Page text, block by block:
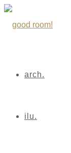
arch.
ilu.